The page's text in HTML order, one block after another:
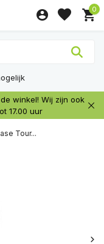
0
winkel! Wij zijn ook
17.00 uur
Tour...